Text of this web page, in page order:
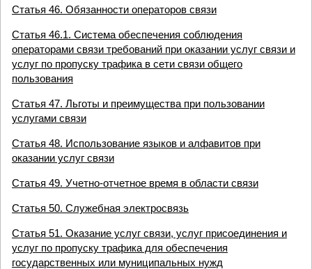
Статья 46. Обязанности операторов связи
Статья 46.1. Система обеспечения соблюдения
операторами связи требований при оказании услуг связи и
услуг по пропуску трафика в сети связи общего
пользования
Статья 47. Льготы и преимущества при пользовании
услугами связи
Статья 48. Использование языков и алфавитов при
оказании услуг связи
Статья 49. Учетно-отчетное время в области связи
Статья 50. Служебная электросвязь
Статья 51. Оказание услуг связи, услуг присоединения и
услуг по пропуску трафика для обеспечения
государственных или муниципальных нужд